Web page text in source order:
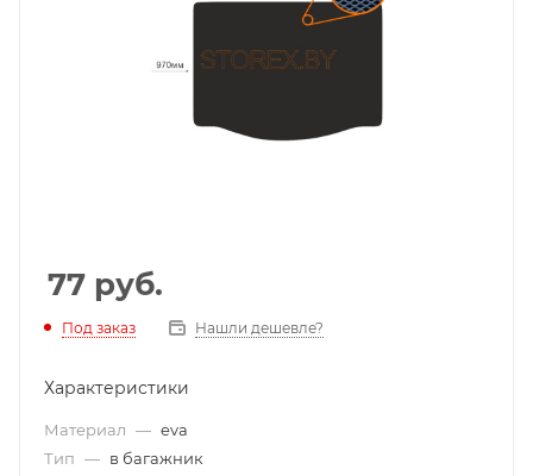
77 руб.
Под заказ Нашли дешевле?
Характеристики
Материал — eva
Тип — в багажник